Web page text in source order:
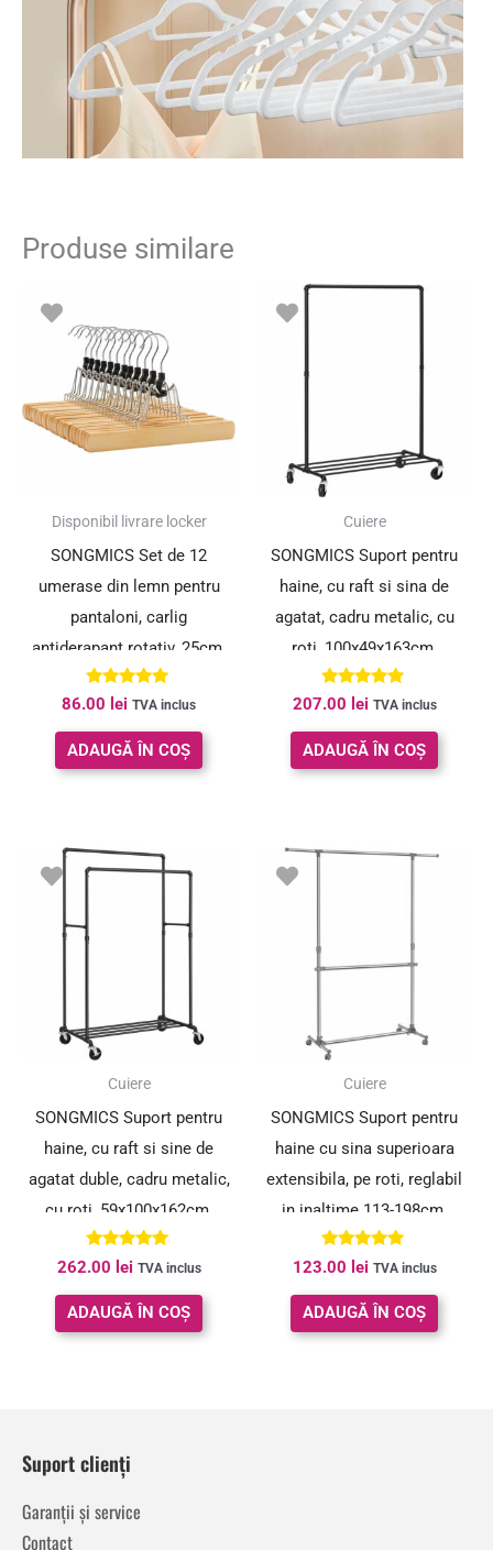
Produse similare
Disponibil livrare locker
SONGMICS Set de 12
umerase din lemn pentru
pantaloni, carlig
antiderapant rotativ, 25cm,
natural
Evaluat la
5.00
din 5
86.00 lei TVA inclus
ADAUGĂ ÎN COȘ
Cuiere
SONGMICS Suport pentru
haine, cu raft si sina de
agatat, cadru metalic, cu
roti, 100x49x163cm,
industrial, negru
Evaluat la
5.00
din 5
207.00 lei TVA inclus
ADAUGĂ ÎN COȘ
Cuiere
SONGMICS Suport pentru
haine, cu raft si sine de
agatat duble, cadru metalic,
cu roti, 59x100x162cm,
industrial, negru
Evaluat la
5.00
din 5
262.00 lei TVA inclus
ADAUGĂ ÎN COȘ
Cuiere
SONGMICS Suport pentru
haine cu sina superioara
extensibila, pe roti, reglabil
in inaltime 113-198cm,
argintiu
Evaluat la
5.00
din 5
123.00 lei TVA inclus
ADAUGĂ ÎN COȘ
Suport clienți
Garanții și service
Contact